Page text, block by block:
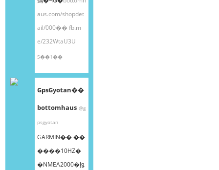
aus.com/shopdet
ail/000��fb.m
e/232WtaU3U
5��1��
GpsGyotan��
bottomhaus @g
psgyotan
GARMIN�� ��
����10HZ�
�NMEA2000�إǥ